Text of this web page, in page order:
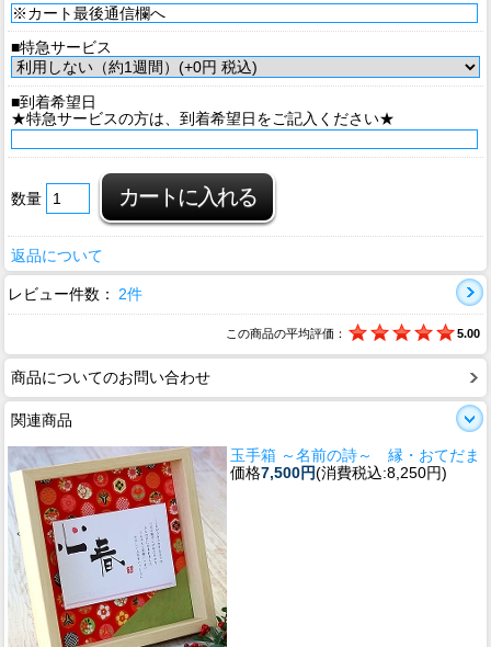
■特急サービス
■到着希望日
★特急サービスの方は、到着希望日をご記入ください★
数量
返品について
レビュー件数： 2件
この商品の平均評価： 5.00
商品についてのお問い合わせ
関連商品
玉手箱 ～名前の詩～ 縁・おてだま
価格7,500円(消費税込:8,250円)